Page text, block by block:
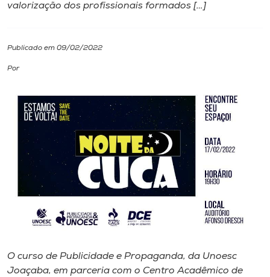
Cultura
Biblioteca
Editora
Rádio
Unoesc
valorização dos profissionais formados […]
Publicado em 09/02/2022
Por
O curso de Publicidade e Propaganda, da Unoesc
Joaçaba, em parceria com o Centro Acadêmico de